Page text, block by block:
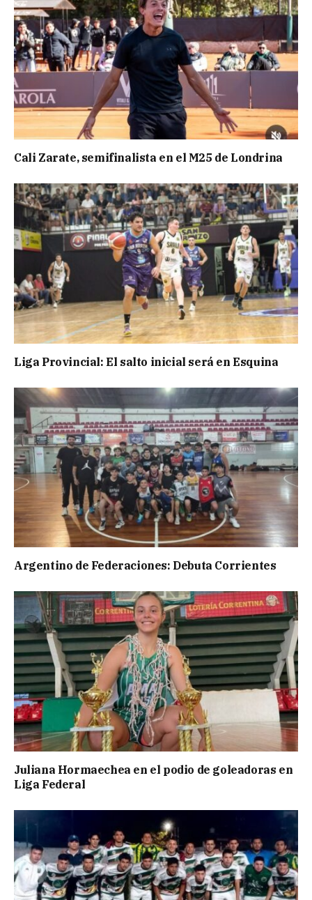
Cali Zarate, semifinalista en el M25 de Londrina
Liga Provincial: El salto inicial será en Esquina
Argentino de Federaciones: Debuta Corrientes
Juliana Hormaechea en el podio de goleadoras en
Liga Federal